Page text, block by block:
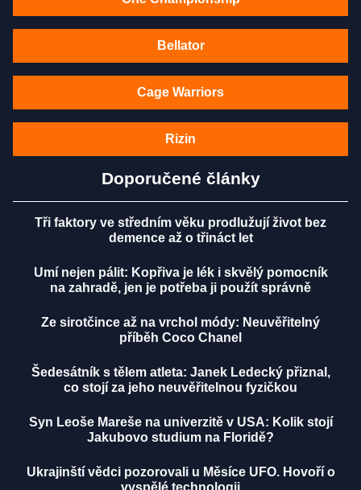
Bellator
Cage Warriors
Rizin
Doporučené články
Tři faktory ve středním věku prodlužují život bez
demence až o třináct let
Umí nejen pálit: Kopřiva je lék i skvělý pomocník
na zahradě, jen je potřeba ji použít správně
Ze sirotčince až na vrchol módy: Neuvěřitelný
příběh Coco Chanel
Šedesátník s tělem atleta: Janek Ledecký přiznal,
co stojí za jeho neuvěřitelnou fyzičkou
Syn Leoše Mareše na univerzitě v USA: Kolik stojí
Jakubovo studium na Floridě?
Ukrajinští vědci pozorovali u Měsíce UFO. Hovoří o